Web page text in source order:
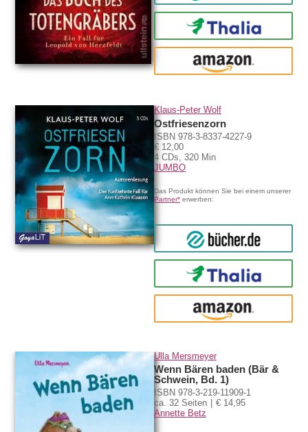
Thalia
amazon
Klaus-Peter Wolf
Ostfriesenzorn
ISBN 978-3-8337-4227-9
€ 12,00
4 CDs, 320 Min
JUMBO
Das Produkt können Sie bei einem unserer
Partner* erwerben:
bücher.de
Thalia
amazon
Ulla Mersmeyer
Wenn Bären baden (Bär &
Schwein, Bd. 1)
ISBN 978-3-219-11909-1
ca. 32 Seiten
€ 14,95
Annette Betz